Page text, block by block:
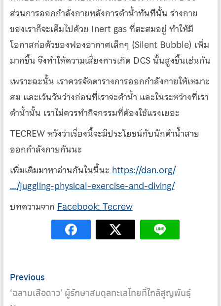
ส่วนการออกกำลังกายหลังการดำน้ำทันทีนั้น ร่างกาย
ของเราก็จะเต็มไปด้วย Inert gas ที่สะสมอยู่ ทำให้มี
โอกาสก่อตัวของฟองอากาศเล็กๆ (Silent Bubble) เพิ่ม
มากขึ้น จึงทำให้ความเสี่ยงการเกิด DCS นั้นสูงขึ้นเช่นกัน
เพราะฉะนั้น เราควรจัดตารางการออกกำลังกายให้เหมาะ
สม และเว้นวันว่างก่อนที่เราจะดำน้ำ และในระหว่างที่เรา
ดำน้ำนั้น เราไม่ควรทำกิจกรรมที่ต้องใช้แรงเยอะ
TECREW หวังว่าเรื่องนี้จะมีประโยชน์กับนักดำน้ำสาย
ออกกำลังกายกันนะ
เพิ่มเติมมาหาอ่านกันในนี้นะhttps://dan.org/
…/juggling-physical-exercise-and-diving/
บทความจากFacebook: Tecrew
Post
navigation
PreviousPrevious
post:
‘ฉลามเสือดาว’ ผู้รักษาสมดุลทะเลไทยที่ใกล้สูญพันธุ์